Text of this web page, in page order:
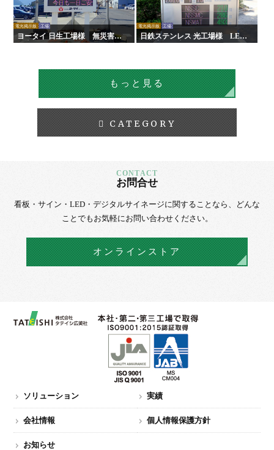
電光掲示板 工場
ヨータイ 日生工場様 無災害記
録表
電光掲示板 工場
日鉄ステンレス 光工場様 LED
無災害記録表
もっと見る
CATEGORY
お問合せ
看板・サイン・LED・デジタルサイネージに関することなら、
どんな
ことでもお気軽にお問い合わせください。
オンラインストア
ソリューション 実績
会社情報 個人情報保護方針
お知らせ